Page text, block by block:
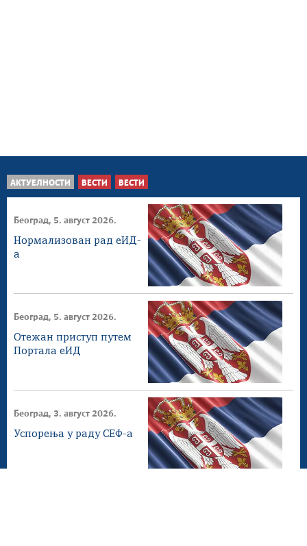
АКТУЕЛНОСТИ ВЕСТИ ВЕСТИ
Београд, 5. август 2026.
Нормализован рад еИД-
а
Београд, 5. август 2026.
Отежан приступ путем
Портала еИД
Београд, 3. август 2026.
Успорења у раду СЕФ-а